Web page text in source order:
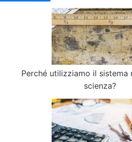
Perché utilizziamo il sistema
scienza?